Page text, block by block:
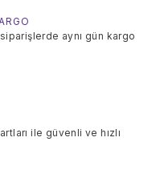
aynı gün kargo
ile güvenli ve hızlı